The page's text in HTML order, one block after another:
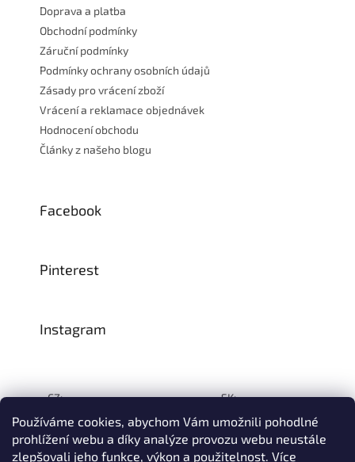
Používáme cookies, abychom Vám umožnili pohodlné
prohlížení webu a díky analýze provozu webu neustále
zlepšovali jeho funkce, výkon a použitelnost. Více
Doprava a platba
Obchodní podmínky
Záruční podmínky
Podmínky ochrany osobních údajů
Zásady pro vrácení zboží
Vrácení a reklamace objednávek
Hodnocení obchodu
Články z našeho blogu
Facebook
Pinterest
Instagram
CZ: SK: